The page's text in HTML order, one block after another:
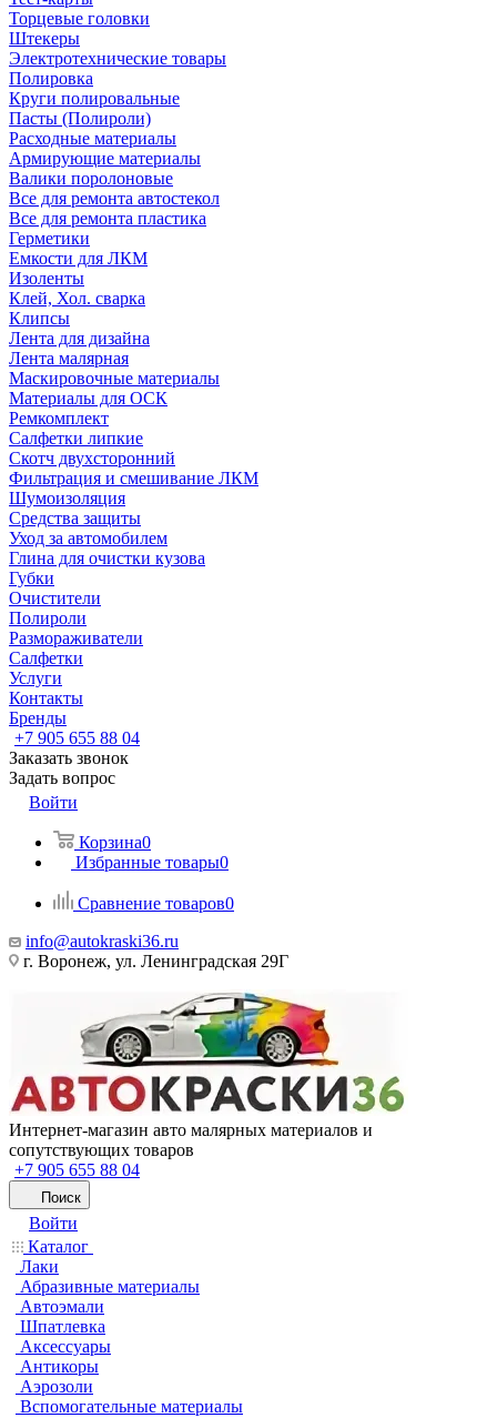
Торцевые головки
Штекеры
Электротехнические товары
Полировка
Круги полировальные
Пасты (Полироли)
Расходные материалы
Армирующие материалы
Валики поролоновые
Все для ремонта автостекол
Все для ремонта пластика
Герметики
Емкости для ЛКМ
Изоленты
Клей, Хол. сварка
Клипсы
Лента для дизайна
Лента малярная
Маскировочные материалы
Материалы для ОСК
Ремкомплект
Салфетки липкие
Скотч двухсторонний
Фильтрация и смешивание ЛКМ
Шумоизоляция
Средства защиты
Уход за автомобилем
Глина для очистки кузова
Губки
Очистители
Полироли
Размораживатели
Салфетки
Услуги
Контакты
Бренды
+7 905 655 88 04
Заказать звонок
Задать вопрос
Войти
Корзина0
Избранные товары0
Сравнение товаров0
info@autokraski36.ru
г. Воронеж, ул. Ленинградская 29Г
Интернет-магазин авто малярных материалов и
сопутствующих товаров
+7 905 655 88 04
Поиск
Войти
Каталог
Лаки
Абразивные материалы
Автоэмали
Шпатлевка
Аксессуары
Антикоры
Аэрозоли
Вспомогательные материалы